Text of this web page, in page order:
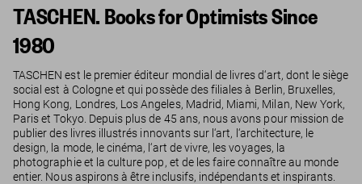
TASCHEN. Books for Optimists Since
1980
TASCHEN est le premier éditeur mondial de livres d‘art, dont le siège
social est à Cologne et qui possède des filiales à Berlin, Bruxelles,
Hong Kong, Londres, Los Angeles, Madrid, Miami, Milan, New York,
Paris et Tokyo. Depuis plus de 45 ans, nous avons pour mission de
publier des livres illustrés innovants sur l‘art, l‘architecture, le
design, la mode, le cinéma, l‘art de vivre, les voyages, la
photographie et la culture pop, et de les faire connaître au monde
entier. Nous aspirons à être inclusifs, indépendants et inspirants.